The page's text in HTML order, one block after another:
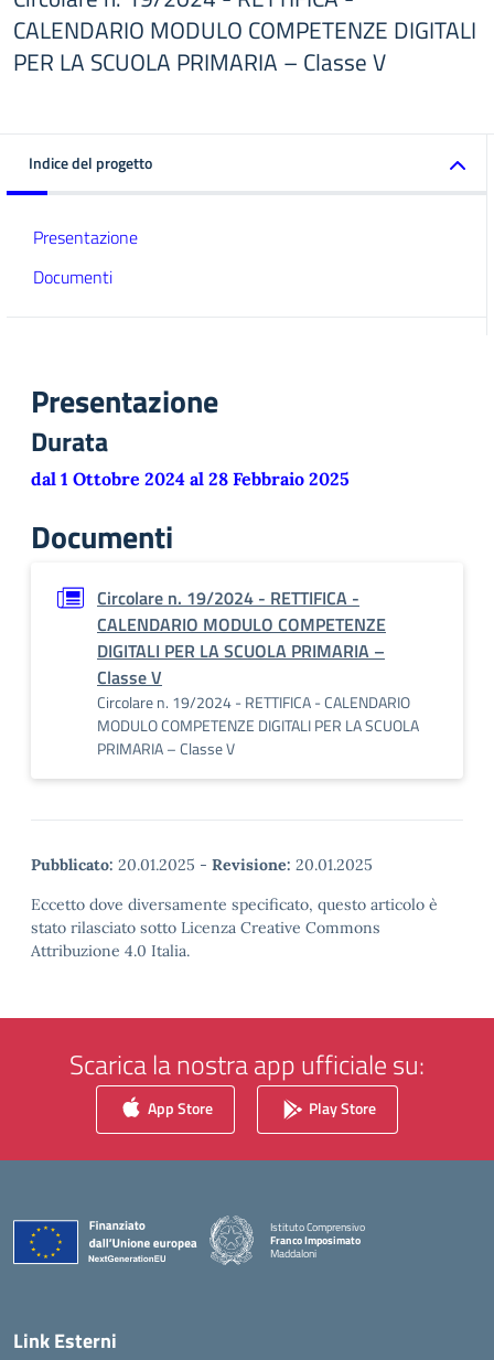
CALENDARIO MODULO COMPETENZE DIGITALI
PER LA SCUOLA PRIMARIA – Classe V
Indice del progetto
Presentazione
Documenti
Presentazione
Durata
dal 1 Ottobre 2024 al 28 Febbraio 2025
Documenti
Circolare n. 19/2024 - RETTIFICA -
CALENDARIO MODULO COMPETENZE
DIGITALI PER LA SCUOLA PRIMARIA –
Classe V
Circolare n. 19/2024 - RETTIFICA - CALENDARIO
MODULO COMPETENZE DIGITALI PER LA SCUOLA
PRIMARIA – Classe V
Pubblicato: 20.01.2025 - Revisione: 20.01.2025
Eccetto dove diversamente specificato, questo articolo è
stato rilasciato sotto Licenza Creative Commons
Attribuzione 4.0 Italia.
Scarica la nostra app ufficiale su:
App Store Play Store
Istituto Comprensivo
Franco Imposimato
Maddaloni
Link Esterni